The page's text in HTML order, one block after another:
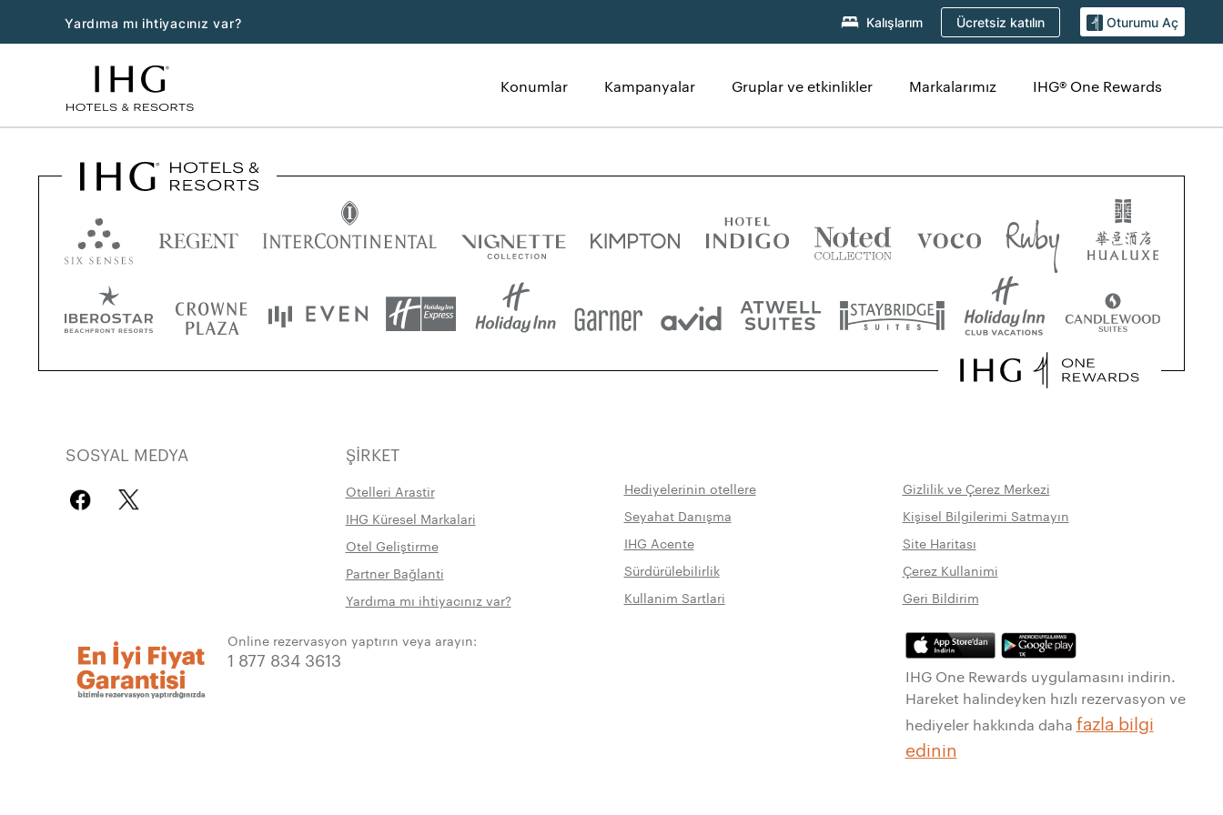
Yardıma mı ihtiyacınız var? Kalışlarım Ücretsiz katılın Oturumu Aç
Konumlar Kampanyalar Gruplar ve etkinlikler Markalarımız IHG® One Rewards
SOSYAL MEDYA ŞIRKET
Otelleri Arastir
IHG Küresel Markalari
Otel Geliştirme
Partner Bağlanti
Yardıma mı ihtiyacınız var?
Hediyelerinin otellere
Seyahat Danışma
IHG Acente
Sürdürülebilirlik
Kullanim Sartlari
Gizlilik ve Çerez Merkezi
Kişisel Bilgilerimi Satmayın
Site Haritası
Çerez Kullanimi
Geri Bildirim
Online rezervasyon yaptırın veya arayın:
1 877 834 3613
IHG One Rewards uygulamasını indirin.
Hareket halindeyken hızlı rezervasyon ve
hediyeler hakkında daha fazla bilgi
edinin